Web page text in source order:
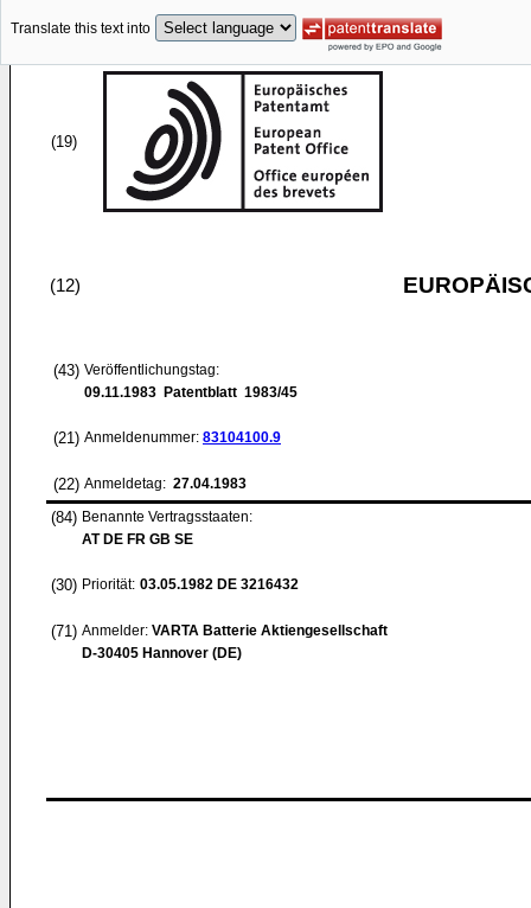
Translate this text into
(19)
(12)
(43) Veröffentlichungstag:
09.11.1983 Patentblatt 1983/45
(21) Anmeldenummer: 83104100.9
(22) Anmeldetag: 27.04.1983
(84) Benannte Vertragsstaaten:
AT DE FR GB SE
(30) Priorität: 03.05.1982 DE 3216432
(71) Anmelder: VARTA Batterie Aktiengesellschaft
D-30405 Hannover (DE)